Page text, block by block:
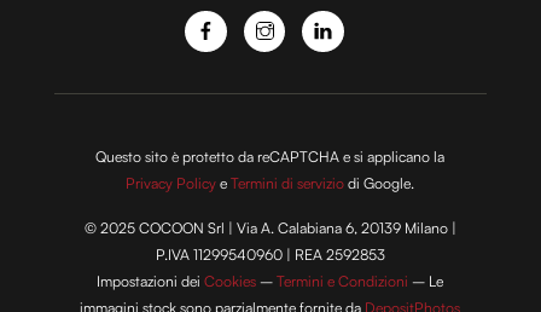
Questo sito è protetto da reCAPTCHA e si applicano la
Privacy Policy eTermini di servizio di Google.
© 2025 COCOON Srl | Via A. Calabiana 6, 20139 Milano |
P.IVA 11299540960 | REA 2592853
Impostazioni deiCookies –Termini e Condizioni – Le
immagini stock sono parzialmente fornite da DepositPhotos